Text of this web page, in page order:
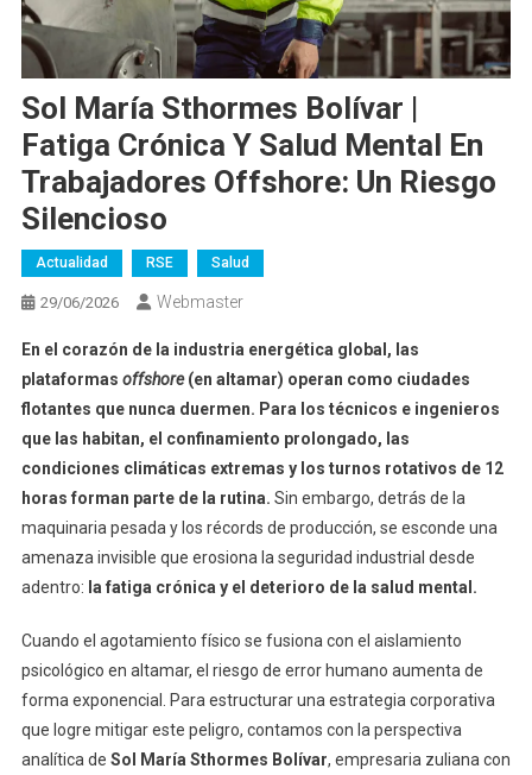
Sol María Sthormes Bolívar |
Fatiga Crónica Y Salud Mental En
Trabajadores Offshore: Un Riesgo
Silencioso
Actualidad RSE Salud
29/06/2026 Webmaster
En el corazón de la industria energética global, las
plataformas offshore(en altamar) operan como ciudades
flotantes que nunca duermen. Para los técnicos e ingenieros
que las habitan, el confinamiento prolongado, las
condiciones climáticas extremas y los turnos rotativos de 12
horas forman parte de la rutina. Sin embargo, detrás de la
maquinaria pesada y los récords de producción, se esconde una
amenaza invisible que erosiona la seguridad industrial desde
adentro: la fatiga crónica y el deterioro de la salud mental.
Cuando el agotamiento físico se fusiona con el aislamiento
psicológico en altamar, el riesgo de error humano aumenta de
forma exponencial. Para estructurar una estrategia corporativa
que logre mitigar este peligro, contamos con la perspectiva
analítica de Sol María Sthormes Bolívar, empresaria zuliana con